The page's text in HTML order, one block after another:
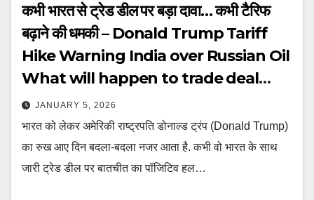
कभी भारत से ट्रेड डील पर बड़ा दावा… कभी टैरिफ
बढ़ाने की धमकी – Donald Trump Tariff
Hike Warning India over Russian Oil
What will happen to trade deal
tutc
JANUARY 5, 2026
भारत को लेकर अमेरिकी राष्ट्रपति डोनाल्ड ट्रंप (Donald Trump)
का रुख आए दिन बदला-बदला नजर आता है. कभी वो भारत के साथ
जारी ट्रेड डील पर बातचीत का पॉजिटिव हल…